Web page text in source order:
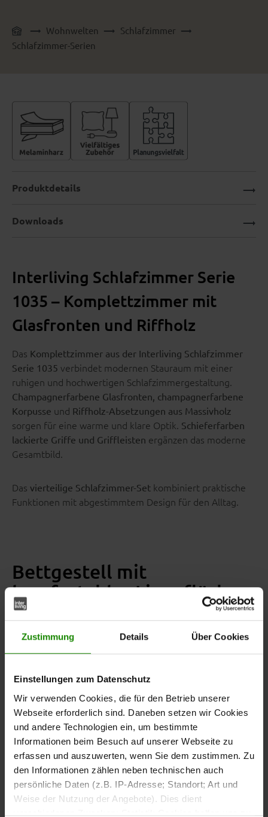
Zustimmung Details Über Cookies
Einstellungen zum Datenschutz
Wir verwenden Cookies, die für den Betrieb unserer
Webseite erforderlich sind. Daneben setzen wir Cookies
und andere Technologien ein, um bestimmte
Informationen beim Besuch auf unserer Webseite zu
erfassen und auszuwerten, wenn Sie dem zustimmen. Zu
den Informationen zählen neben technischen auch
persönliche Daten (z.B. IP-Adresse; Standort; Art und
Weise der Nutzung der Angebote). Dies dient
verschiedenen Zwecken: Statistik Cookies helfen uns zu
Wohnwelten
Schlafzimmer
Schlafzimmer-Serien
Interliving Schlafzimmer Serie
1035 – Komplettzimmer mit
Glasfronten und Riffholz
Das Komplettzimmer aus der Interliving Schlafzimmer
Serie 1035 verbindet modernen Stauraum mit einer
ruhigen und hochwertigen Schlafzimmergestaltung.
Champagnerfarbene Glasfronten, champagnerfarbene
Korpusse und Riffholz-Absetzungen aus Massivholz
sorgen für eine warme und klare Optik. Schieferfarben
lackierte Griffe und Griffleisten ergänzen das moderne
Gesamtbild.
Das vierteilige Schlafzimmer-Set kombiniert praktische
Funktionen mit abgestimmtem Design für den Alltag.
Bettgestell mit
komfortabler Liegefläche
DasBettgestellbietet mit einerLiegefläche von ca. 180 x
200 cm (BxL)viel Platz für zwei Personen.
natürlichen Akzent im Schlafzimmer. Die Gesamtmaße
des Bettes betragen ca. 189 x 97 x 209 cm (BxHxL).
Die vierfach verstellbare Einlegetiefeermöglicht eine
flexible Anpassung von Lattenrahmen und Matratze.
Matratzen und Lattenrahmen sind nicht im Lieferumfang
enthaltenund können passend zu deinen persönlichen
Schlafgewohnheiten ausgewählt werden.
Produktdetails
Downloads